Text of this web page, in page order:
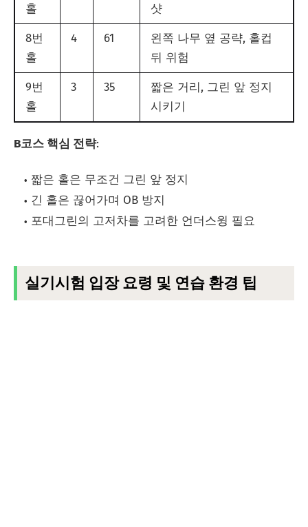
홀
샷
8번
홀
4 61
왼쪽 나무 옆 공략, 홀컵
뒤 위험
9번
홀
3 35
짧은 거리, 그린 앞 정지
시키기
B코스 핵심 전략:
짧은 홀은 무조건 그린 앞 정지
긴 홀은 끊어가며 OB 방지
포대그린의 고저차를 고려한 언더스윙 필요
실기시험 입장 요령 및 연습 환경 팁